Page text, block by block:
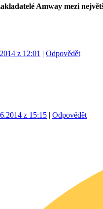
Amway mezi
z 12:01 | Odpovědět
z 15:15 | Odpovědět